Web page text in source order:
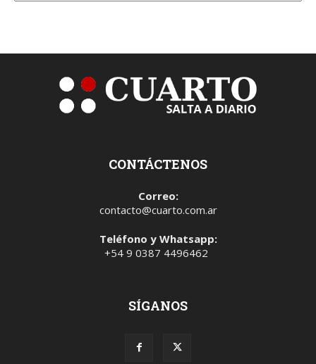
CONTÁCTENOS
Correo:
contacto@cuarto.com.ar
Teléfono y Whatsapp:
+54 9 0387 4496462
SÍGANOS